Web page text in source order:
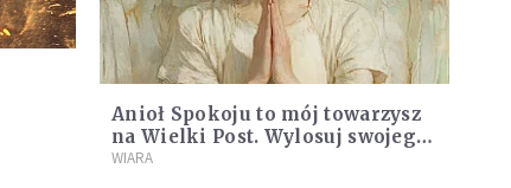
Anioł Spokoju to mój towarzysz
na Wielki Post. Wylosuj swojego
anioła!
WIARA